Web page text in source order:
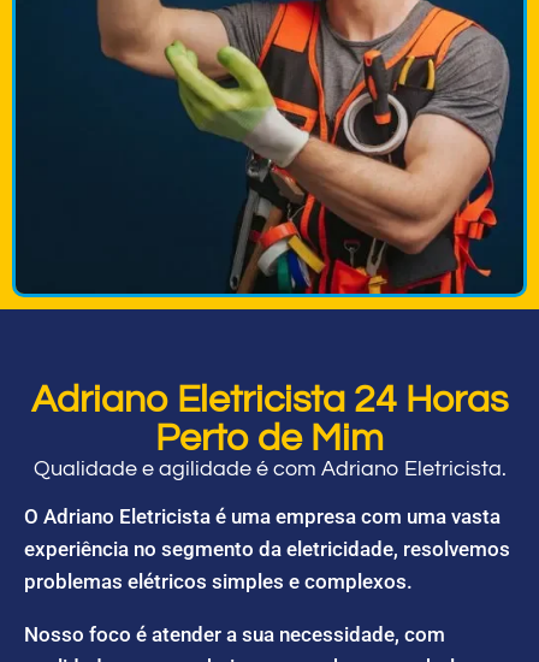
Adriano Eletricista 24 Horas
Perto de Mim
Qualidade e agilidade é com Adriano Eletricista.
O Adriano Eletricista é uma empresa com uma vasta
experiência no segmento da eletricidade, resolvemos
problemas elétricos simples e complexos.
Nosso foco é atender a sua necessidade, com